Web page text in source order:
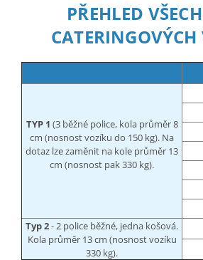
PŘEHLED
TYP 1 (3 běžné police, kola průměr 8
cm (nosnost vozíku do 150 kg). Na
dotaz lze zaměnit na kole průměr 13
cm (nosnost pak 330 kg).
Typ 2- 2 police běžné, jedna košová.
Kola průměr 13 cm (nosnost vozíku
330 kg).